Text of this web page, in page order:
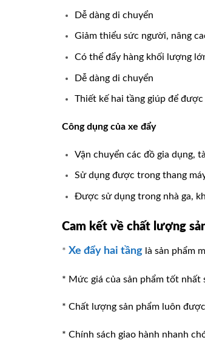
Dễ dàng di chuyển
Giảm thiểu sức người, nâng
Có thể đẩy hàng khối lượng
Dễ dàng di chuyển
Thiết kế hai tầng giúp để
Công dụng của xe đẩy
Vận chuyển các đồ gia dụng,
Sử dụng được trong thang
Được sử dụng trong nhà ga,
Cam kết về chất lượng
* Xe đẩy hai tầng là sản phẩm
* Mức giá của sản phẩm tốt
* Chất lượng sản phẩm luôn
* Chính sách giao hành nhanh